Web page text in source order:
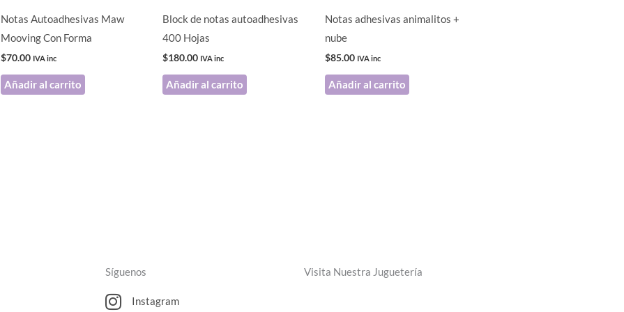
Notas Autoadhesivas Maw
Mooving Con Forma
$70.00 IVA inc
Añadir al carrito
Block de notas autoadhesivas
400 Hojas
$180.00 IVA inc
Añadir al carrito
Notas adhesivas animalitos +
nube
$85.00 IVA inc
Añadir al carrito
Síguenos
Instagram
Visita Nuestra Juguetería